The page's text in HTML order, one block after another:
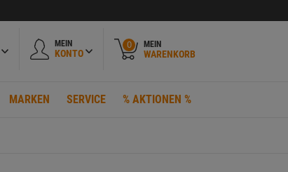
MEIN
KONTO
0 MEIN
WARENKORB
MARKEN SERVICE % AKTIONEN %